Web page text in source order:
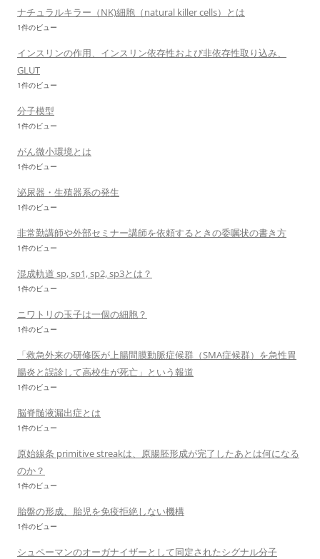
ナチュラルキラー（NK)細胞（natural killer cells）とは
1件のビュー
インスリンの作用、インスリン依存性および非依存性取り込み、
GLUT
1件のビュー
分子模型
1件のビュー
がん微小環境とは
1件のビュー
泌尿器・生殖器系の発生
1件のビュー
非常勤講師や外部セミナー講師を依頼するときの委嘱状の書き方
1件のビュー
混成軌道 sp, sp1, sp2, sp3とは？
1件のビュー
ニワトリの玉子は一個の細胞？
1件のビュー
「救急外来の研修医が上腸間膜動脈症候群（SMA症候群）を急性胃
腸炎と誤診して高校生が死亡」という報道
1件のビュー
脳脊髄液漏出症とは
1件のビュー
原始線条 primitive streakは、原腸胚形成が完了したあとは何になる
のか？
1件のビュー
胎盤の形成、胎児を免疫拒絶しない機構
1件のビュー
シュペーマンのオーガナイザーとして同定されたシグナル分子